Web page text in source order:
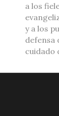
a los
y a los
defensa
cuidado